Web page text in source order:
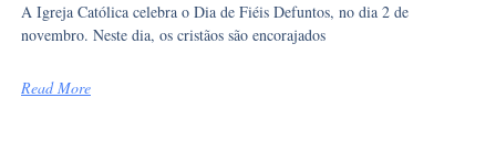
A Igreja Católica celebra o Dia de Fiéis Defuntos, no dia 2 de
novembro. Neste dia, os cristãos são encorajados
Read More